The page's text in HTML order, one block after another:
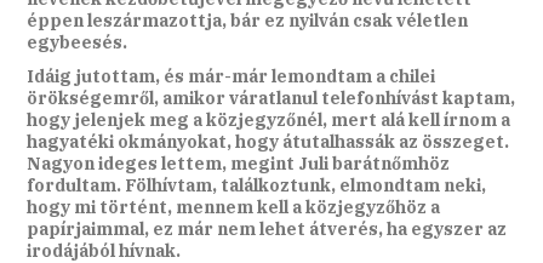
éppen leszármazottja, bár ez nyilván csak véletlen
egybeesés.
Idáig jutottam, és már-már lemondtam a chilei
örökségemről, amikor váratlanul telefonhívást kaptam,
hogy jelenjek meg a közjegyzőnél, mert alá kell írnom a
hagyatéki okmányokat, hogy átutalhassák az összeget.
Nagyon ideges lettem, megint Juli barátnőmhöz
fordultam. Fölhívtam, találkoztunk, elmondtam neki,
hogy mi történt, mennem kell a közjegyzőhöz a
papírjaimmal, ez már nem lehet átverés, ha egyszer az
irodájából hívnak.